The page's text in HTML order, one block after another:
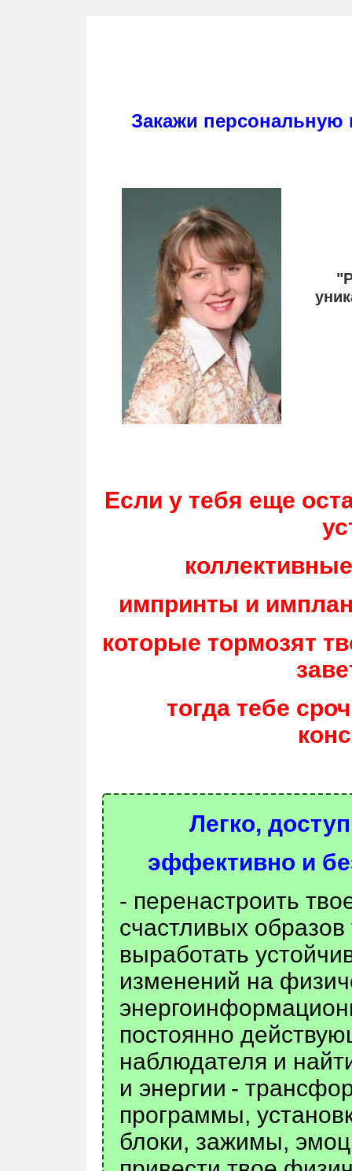
Закажи персональную
Если у тебя еще
импринты и
которые тормозят
тогда тебе
Легко,
эффективно и
- перенастроить
счастливых
выработать
изменений на
постоянно
наблюдателя и
и энергии -
программы,
блоки, зажимы,